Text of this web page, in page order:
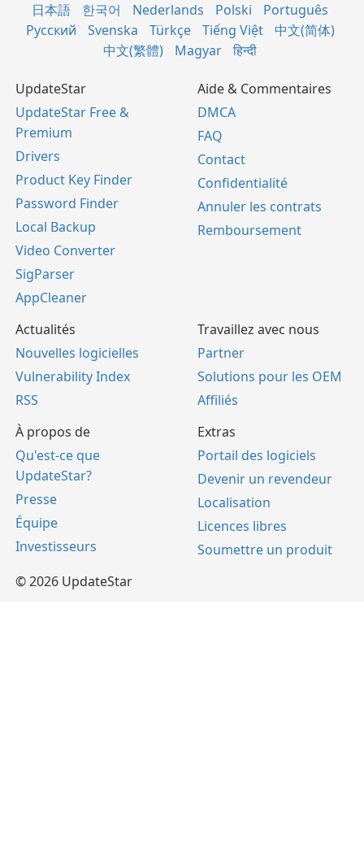
日本語
한국어 Nederlands Polski
Português
Русский
Svenska Türkçe Tiếng Việt
中文(简体)
中文(繁體)
Magyar हिन्दी
UpdateStar
UpdateStar Free &
Premium
Drivers
Product Key Finder
Password Finder
Local Backup
Video Converter
SigParser
AppCleaner
Aide & Commentaires
DMCA
FAQ
Contact
Confidentialité
Annuler les contrats
Remboursement
Actualités
Nouvelles logicielles
Vulnerability Index
RSS
Travaillez avec nous
Partner
Solutions pour les OEM
Affiliés
À propos de
Qu'est-ce que
UpdateStar?
Presse
Équipe
Investisseurs
Extras
Portail des logiciels
Devenir un revendeur
Localisation
Licences libres
Soumettre un produit
© 2026 UpdateStar